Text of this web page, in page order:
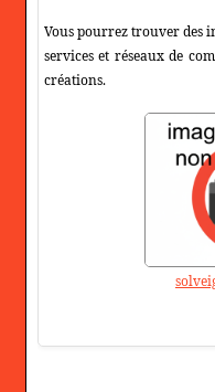
Vous pourrez trouver des
services et réseaux de
créations.